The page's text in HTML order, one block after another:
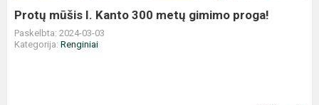
proga!
Protų mūšis I. Kanto 300 metų gimimo proga!
Paskelbta: 2024-03-03
Kategorija: Renginiai